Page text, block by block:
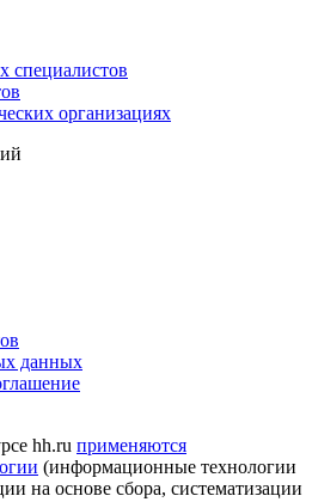
специалистов
организациях
данных
hh.ru применяются
(информационные технологии
на основе сбора, систематизации